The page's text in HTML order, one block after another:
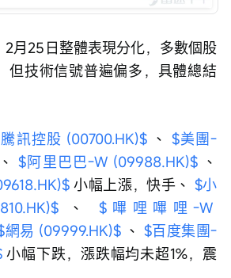
月25日整體表現分化，多數個股
但技術信號普遍偏多，具體總結
訊控股 (00700.HK)$ 、 $美團-
、 $阿里巴巴-W (09988.HK)$ 、
小幅上漲，快手、 $小
、 $嗶哩嗶哩-W
網易 (09999.HK)$ 、 $百度集團-
小幅下跌，漲跌幅均未超1%，震